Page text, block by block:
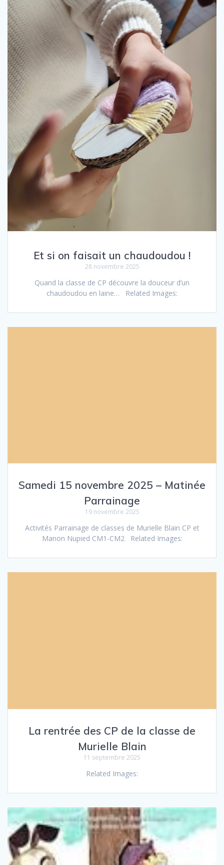
Et si on faisait un chaudoudou !
28 novembre 2025
Quand la classe de CP découvre la douceur d’un
chaudoudou en laine… Related Images:
Samedi 15 novembre 2025 – Matinée
Parrainage
19 novembre 2025
Activités Parrainage de classes de Murielle Blain CP et
Manon Nupied CM1-CM2 Related Images:
La rentrée des CP de la classe de
Murielle Blain
11 septembre 2025
Related Images: